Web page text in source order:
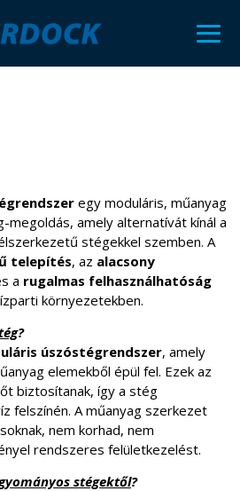
egy moduláris, műanyag
megoldás, amely alternatívát kínál a
stégekkel szemben. A
telepítés, az alacsony
a rugalmas felhasználhatóság
környezetekben.
?
úszóstégrendszer, amely
elemekből épül fel. Ezek az
biztosítanak, így a stég
felszínén. A műanyag szerkezet
nem korhad, nem
rendszeres felületkezelést.
stégektől?